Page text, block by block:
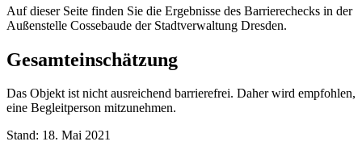
Auf dieser Seite finden Sie die Ergebnisse des Barrierechecks in der
Außenstelle Cossebaude der Stadtverwaltung Dresden.
Gesamteinschätzung
Das Objekt ist nicht ausreichend barrierefrei. Daher wird empfohlen,
eine Begleitperson mitzunehmen.
Stand: 18. Mai 2021